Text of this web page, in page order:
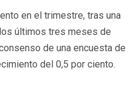
en el trimestre, tras una
últimos tres meses de
de una encuesta de
del 0,5 por ciento.